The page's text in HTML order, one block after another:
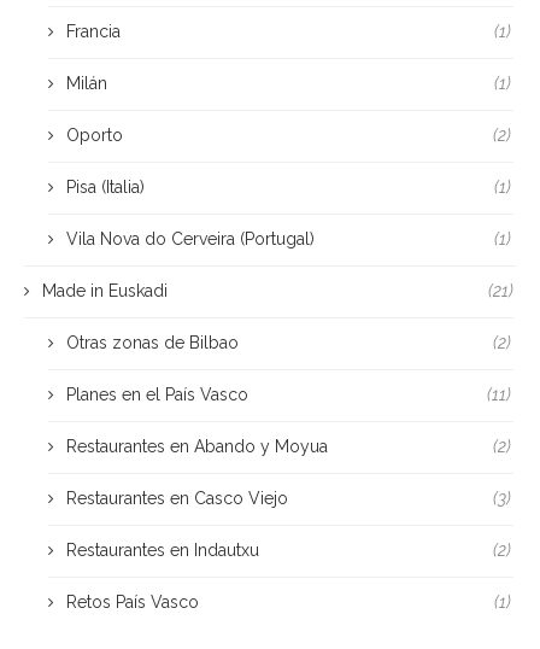
Francia (1)
Milán (1)
Oporto (2)
Pisa (Italia) (1)
Vila Nova do Cerveira (Portugal) (1)
Made in Euskadi (21)
Otras zonas de Bilbao (2)
Planes en el País Vasco (11)
Restaurantes en Abando y Moyua (2)
Restaurantes en Casco Viejo (3)
Restaurantes en Indautxu (2)
Retos País Vasco (1)